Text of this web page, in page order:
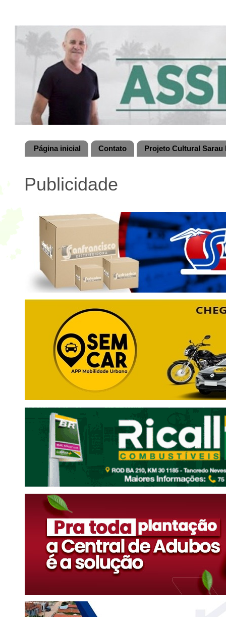
Página inicial Contato Projeto Cultural
Publicidade